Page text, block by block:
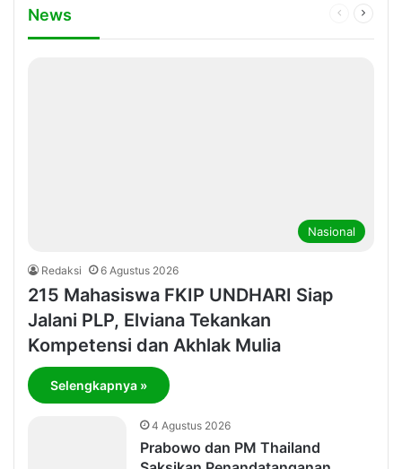
News
Previous
Nasional
Redaksi 6 Agustus 2026
215 Mahasiswa FKIP UNDHARI Siap
Jalani PLP, Elviana Tekankan
Kompetensi dan Akhlak Mulia
Selengkapnya »
4 Agustus 2026
Prabowo dan PM Thailand